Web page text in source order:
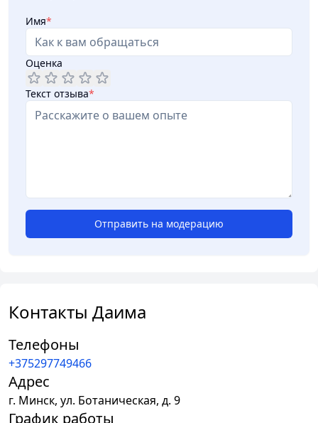
Имя*
Оценка
Текст отзыва*
Отправить на модерацию
Контакты Даима
Телефоны
+375297749466
Адрес
г. Минск, ул. Ботаническая, д. 9
График работы